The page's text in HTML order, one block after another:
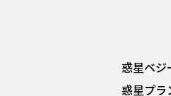
惑星ベジ
惑星プラ